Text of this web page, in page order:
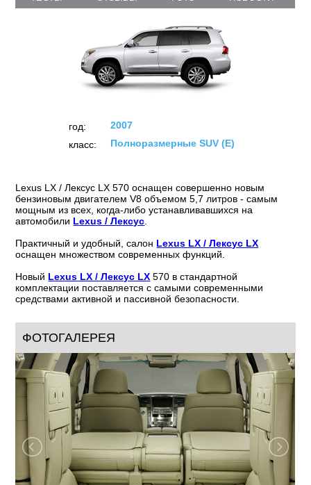
ОТЗЫВЫ ФОТО НОВОСТИ
год:
2007
класс:
Полноразмерные SUV (E)
Lexus LX / Лексус LX 570 оснащен совершенно новым
бензиновым двигателем V8 объемом 5,7 литров - самым
автомобилиLexus / Лексус.
Практичный и удобный, салонLexus LX / Лексус LX
НовыйLexus LX / Лексус LX
средствами активной и пассивной безопасности.
ФОТОГАЛЕРЕЯ